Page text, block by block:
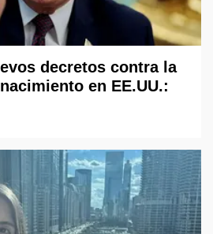
decretos contra la
en EE.UU.: